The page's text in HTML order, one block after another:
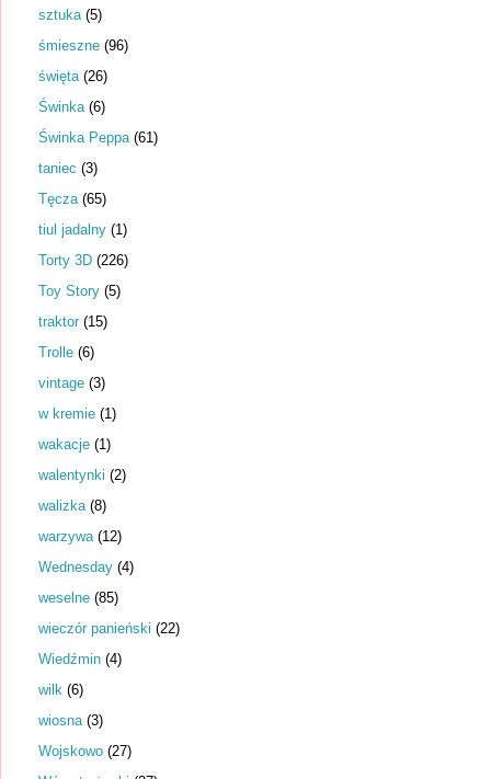
sztuka (5)
śmieszne (96)
święta (26)
Świnka (6)
Świnka Peppa (61)
taniec (3)
Tęcza (65)
tiul jadalny (1)
Torty 3D (226)
Toy Story (5)
traktor (15)
Trolle (6)
vintage (3)
w kremie (1)
wakacje (1)
walentynki (2)
walizka (8)
warzywa (12)
Wednesday (4)
weselne (85)
wieczór panieński (22)
Wiedźmin (4)
wilk (6)
wiosna (3)
Wojskowo (27)